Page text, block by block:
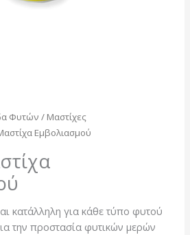
Φυτών / Μαστίχες
Εμβολιασμού
κατάλληλη για κάθε τύπο φυτού
την προστασία φυτικών μερών